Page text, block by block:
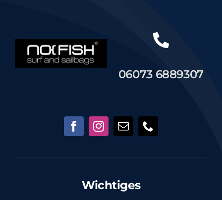
06073 6889307
Wichtiges